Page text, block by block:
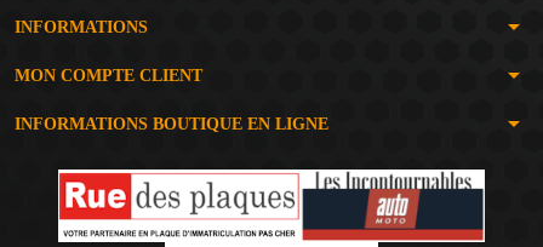
INFORMATIONS arrow_drop_down
MON COMPTE CLIENT arrow_drop_down
INFORMATIONS BOUTIQUE EN LIGNE arrow_drop_down